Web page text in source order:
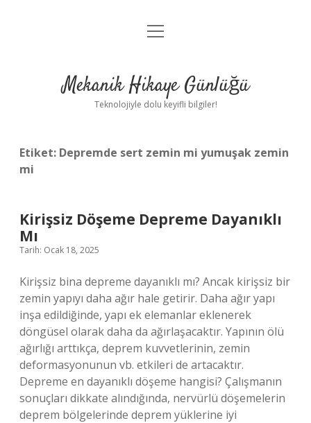
Anasayfa
Yasal Uyarı
menüyü
Mekanik Hikaye Günlüğü
Teknolojiyle dolu keyifli bilgiler!
Etiket: Depremde sert zemin mi yumuşak zemin
mi
Kirişsiz Döşeme Depreme Dayanıklı
Mı
Tarih: Ocak 18, 2025
Kirişsiz bina depreme dayanıklı mı? Ancak kirişsiz bir
zemin yapıyı daha ağır hale getirir. Daha ağır yapı
inşa edildiğinde, yapı ek elemanlar eklenerek
döngüsel olarak daha da ağırlaşacaktır. Yapının ölü
ağırlığı arttıkça, deprem kuvvetlerinin, zemin
deformasyonunun vb. etkileri de artacaktır.
Depreme en dayanıklı döşeme hangisi? Çalışmanın
sonuçları dikkate alındığında, nervürlü döşemelerin
deprem bölgelerinde deprem yüklerine iyi